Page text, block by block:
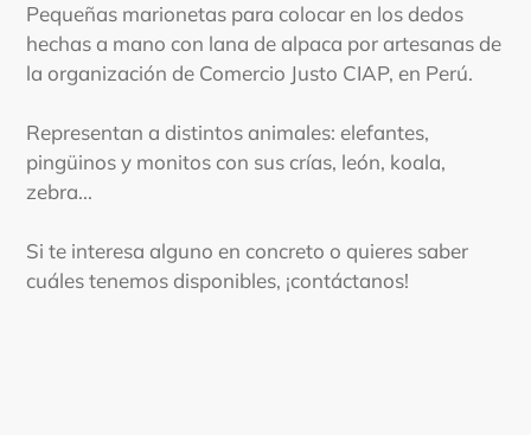
tu
carrito
de
Pequeñas marionetas para colocar en los dedos
hechas a mano con lana de alpaca por artesanas de
la organización de Comercio Justo CIAP, en Perú.
Representan a distintos animales: elefantes,
pingüinos y monitos con sus crías, león, koala,
zebra...
Si te interesa alguno en concreto o quieres saber
cuáles tenemos disponibles, ¡contáctanos!